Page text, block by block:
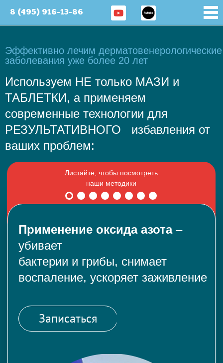
8 (495) 916-13-86
Эффективно лечим дерматовенерологические
заболевания уже более 20 лет
Используем НЕ только МАЗИ и
ТАБЛЕТКИ, а применяем
современные технологии для
РЕЗУЛЬТАТИВНОГО избавления от
ваших проблем:
Применение оксида азота–
убивает
бактерии и грибы, снимает
воспаление, ускоряет заживление
Записаться